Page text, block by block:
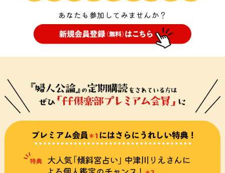
あなたも参加してみませんか？